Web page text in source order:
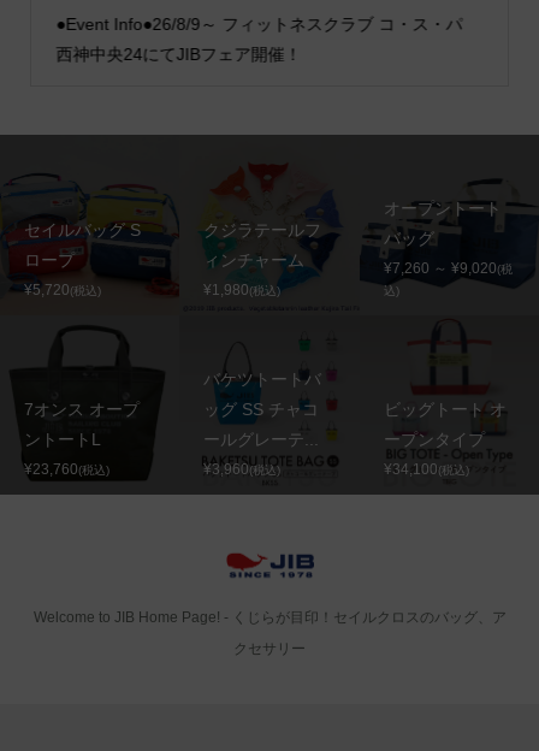
●Event Info●26/8/9～ フィットネスクラブ コ・ス・パ
西神中央24にてJIBフェア開催！
セイルバッグ S
ロープ
¥5,720(税込)
クジラテールフ
ィンチャーム
¥1,980(税込)
オープントート
バッグ
¥7,260 ～ ¥9,020(税
込)
7オンス オープ
ントートL
¥23,760(税込)
バケツトートバ
ッグ SS チャコ
ールグレーテ...
¥3,960(税込)
ビッグトート オ
ープンタイプ
¥34,100(税込)
Welcome to JIB Home Page! ‐ くじらが目印！セイルクロスのバッグ、ア
クセサリー